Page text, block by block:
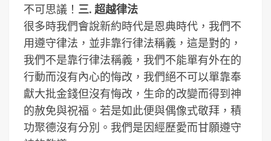
不可思議！ 三. 超越律法
很多時我們會說新約時代是恩典時代，我們不
用遵守律法，並非靠行律法稱義，這是對的，
我們不是靠行律法稱義，我們不能單有外在的
行動而沒有內心的悔改，我們絕不可以單靠奉
獻大批金錢但沒有悔改，生命的改變而得到神
的赦免與祝福。若是如此便與偶像式敬拜，積
功聚德沒有分別。我們是因經歷愛而甘願遵守